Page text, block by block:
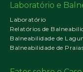
Laboratório e
Laboratório
Relatórios de
Balneabilidade de
Balneabilidade de